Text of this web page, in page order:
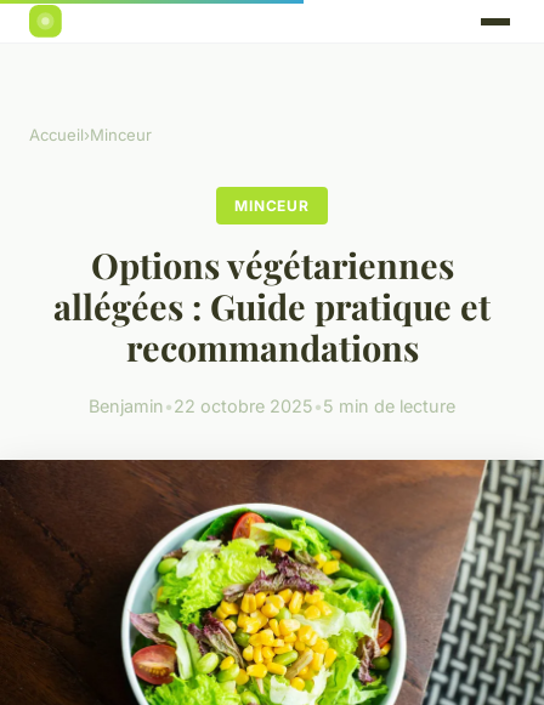
Accueil›Minceur
MINCEUR
Options végétariennes
allégées : Guide pratique et
recommandations
Benjamin•22 octobre 2025•5 min de lecture